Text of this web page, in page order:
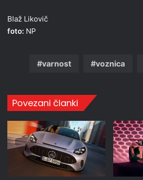
Blaž Likovič
foto: NP
varnost voznica
Povezani članki